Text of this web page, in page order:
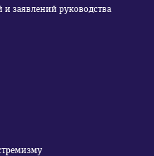
заявлений руководства